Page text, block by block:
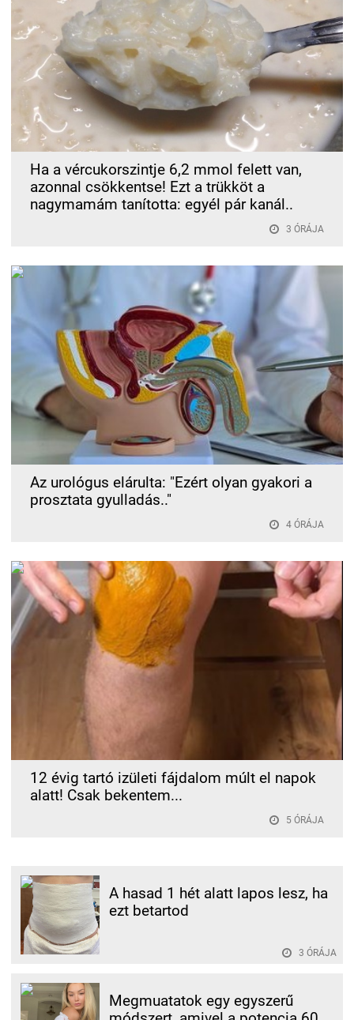
Ha a vércukorszintje 6,2 mmol felett van,
azonnal csökkentse! Ezt a trükköt a
nagymamám tanította: egyél pár kanál..
3 ÓRÁJA
Az urológus elárulta: "Ezért olyan gyakori a
prosztata gyulladás.."
4 ÓRÁJA
12 évig tartó izületi fájdalom múlt el napok
alatt! Csak bekentem...
5 ÓRÁJA
A hasad 1 hét alatt lapos lesz, ha
ezt betartod
3 ÓRÁJA
Megmuatatok egy egyszerű